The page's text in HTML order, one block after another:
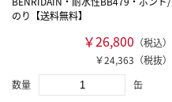
のり【送料無料】
￥26,800 （税込）
￥24,363（税抜）
数量
缶